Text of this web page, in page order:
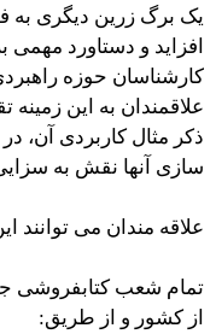
یک برگ زرین دیگری به
افزاید و دستاورد مهمی
کارشناسان حوزه
علاقمندان به این
ذکر مثال کاربردی آن،
سازی آنها نقش به
علاقه مندان می توانند
تمام شعب کتابفروشی
از کشور و از طریق: